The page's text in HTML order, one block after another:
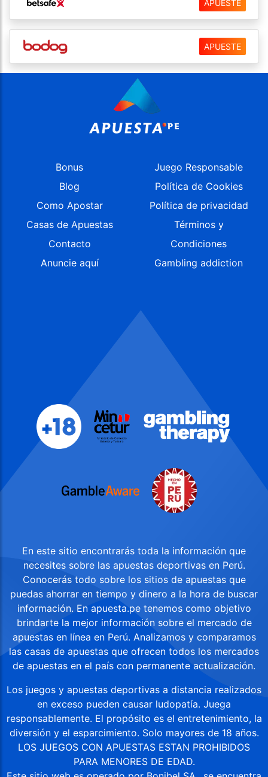
APUESTE
APUESTE
Bonus
Blog
Como Apostar
Casas de Apuestas
Contacto
Anuncie aquí
Juego Responsable
Política de Cookies
Política de privacidad
Términos y
Condiciones
Gambling addiction
En este sitio encontrarás toda la información que
necesites sobre las apuestas deportivas en Perú.
Conocerás todo sobre los sitios de apuestas que
puedas ahorrar en tiempo y dinero a la hora de buscar
información. En apuesta.pe tenemos como objetivo
brindarte la mejor información sobre el mercado de
apuestas en línea en Perú. Analizamos y comparamos
las casas de apuestas que ofrecen todos los mercados
de apuestas en el país con permanente actualización.
Los juegos y apuestas deportivas a distancia realizados
en exceso pueden causar ludopatía. Juega
responsablemente. El propósito es el entretenimiento, la
diversión y el esparcimiento. Solo mayores de 18 años.
LOS JUEGOS CON APUESTAS ESTAN PROHIBIDOS
PARA MENORES DE EDAD.